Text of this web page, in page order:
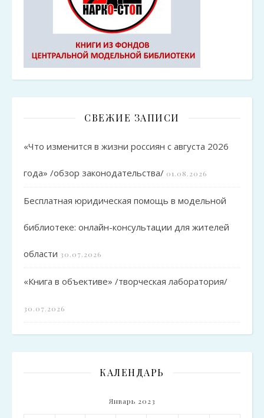
СВЕЖИЕ ЗАПИСИ
«Что изменится в жизни россиян с августа 2026
года» /обзор законодательства/ 01.08.2026
Бесплатная юридическая помощь в модельной
библиотеке: онлайн-консультации для жителей
области 30.07.2026
«Книга в объективе» /творческая лаборатория/
30.07.2026
КАЛЕНДАРЬ
Январь 2023